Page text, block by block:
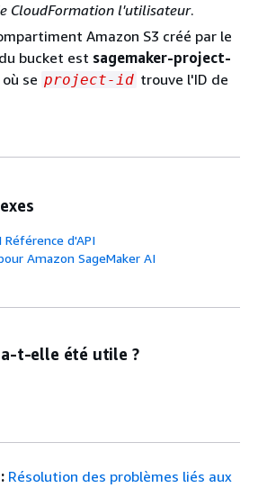
CloudFormation l'utilisateur.
Amazon S3 créé par le
bucket est sagemaker-project-
où se project-id trouve l'ID de
Référence d'API
Amazon SageMaker AI
t-elle été utile ?
Résolution des problèmes liés aux